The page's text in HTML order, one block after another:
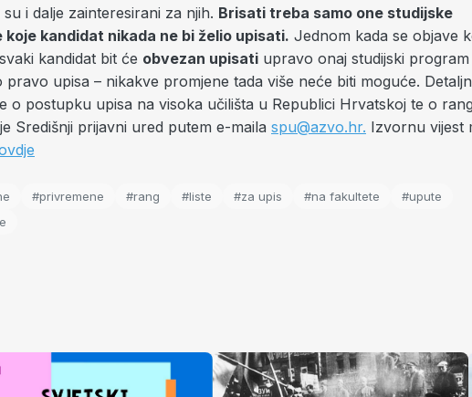
i dalje zainteresirani za njih. Brisati treba samo one studijske
koje kandidat nikada ne bi želio upisati. Jednom kada se objave
kandidat bit će obvezan upisati upravo onaj studijski
pravo upisa – nikakve promjene tada više neće biti moguće.
o postupku upisa na visoka učilišta u Republici Hrvatskoj te o rang
Središnji prijavni ured putem e-maila spu@azvo.hr. Izvornu vijest
#privremene #rang #liste #za upis #na fakultete
#upute